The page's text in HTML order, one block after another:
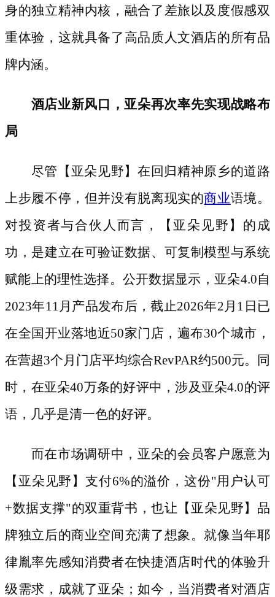
身的独立精神内核，融合了差旅以及度假感双
重体验，这就具备了高品质人文酒店的所有品
牌内涵。
酒店业新风口，亚朵再次率先实现战略布
局
尽管【亚朵见野】在回归精神原乡的道路
上步履不停，但并没有脱离现实的商业语境。
对投资者与合伙人而言，【亚朵见野】的成
功，是建立在可验证数据、可复制模型与系统
赋能上的理性选择。公开数据显示，亚朵4.0自
2023年11月产品发布后，截止2026年2月1日已
在全国开业落地近50家门店，遍布30个城市，
在营超3个月门店平均综合RevPAR约500元。同
时，在亚朵40万条的好评中，涉及亚朵4.0的评
语，几乎是清一色的好评。
而在市场调研中，亚朵的会员客户愿意为
【亚朵见野】支付6%的溢价，这份"用户认可
+数据支撑"的双重背书，也让【亚朵见野】品
牌独立后的商业空间充满了想象。就像当年耶
律胤率先感知消费者在快捷酒店时代的体验升
级需求，成就了亚朵；如今，当消费者对酒店